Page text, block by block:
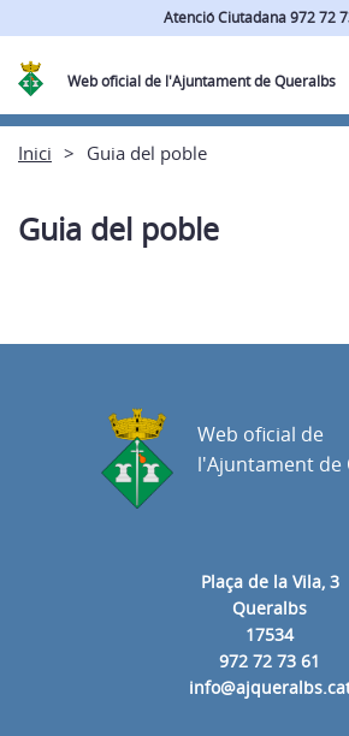
Atenció Ciutadana 972 72
Web oficial de l'Ajuntament de Queralbs
Inici Guia del poble
Guia del poble
Plaça de la Vila, 3
Queralbs
17534
972 72 73 61
Web oficial de
l'Ajuntament de